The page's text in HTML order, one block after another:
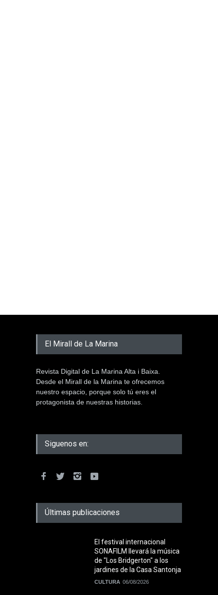
El Mirall de La Marina
Revista Digital de La Marina Alta i Baixa.
Desde el Mirall de la Marina te ofrecemos
nuestro espacio, porque solo tú eres el
protagonista de nuestras historias.
Siguenos en:
Últimas publicaciones
El festival internacional
SONAFILM llevará la música
de "Los Bridgerton" a los
jardines de la Casa Santonja
CULTURA 06/08/2026